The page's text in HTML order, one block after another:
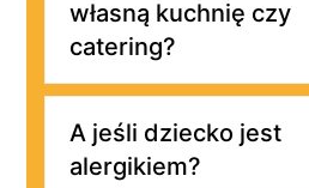
własną kuchnię czy
catering?
A jeśli dziecko jest
alergikiem?